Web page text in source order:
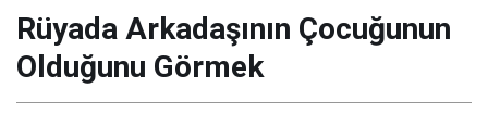
Rüyada Arkadaşının Çocuğunun
Olduğunu Görmek​